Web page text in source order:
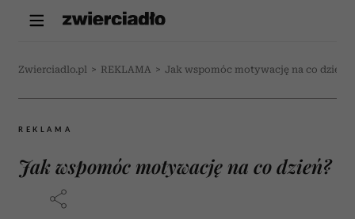
Zwierciadlo.pl > REKLAMA > Jak wspomóc motywację na co dzień?
REKLAMA
Jak wspomóc motywację na co dzień?